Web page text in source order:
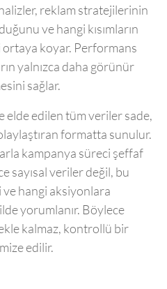
reklam stratejilerinin
ve hangi kısımların
koyar. Performans
yalnızca daha görünür
sağlar.
elde edilen tüm veriler sade,
formatta sunulur.
kampanya süreci şeffaf
sayısal veriler değil, bu
hangi aksiyonlara
yorumlanır. Böylece
kalmaz, kontrollü bir
edilir.